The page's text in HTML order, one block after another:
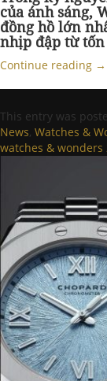
của ánh sáng,
đồng hồ lớn
nhịp đập từ
Continue reading →
This entry was
News, Watches &
watches & wonders